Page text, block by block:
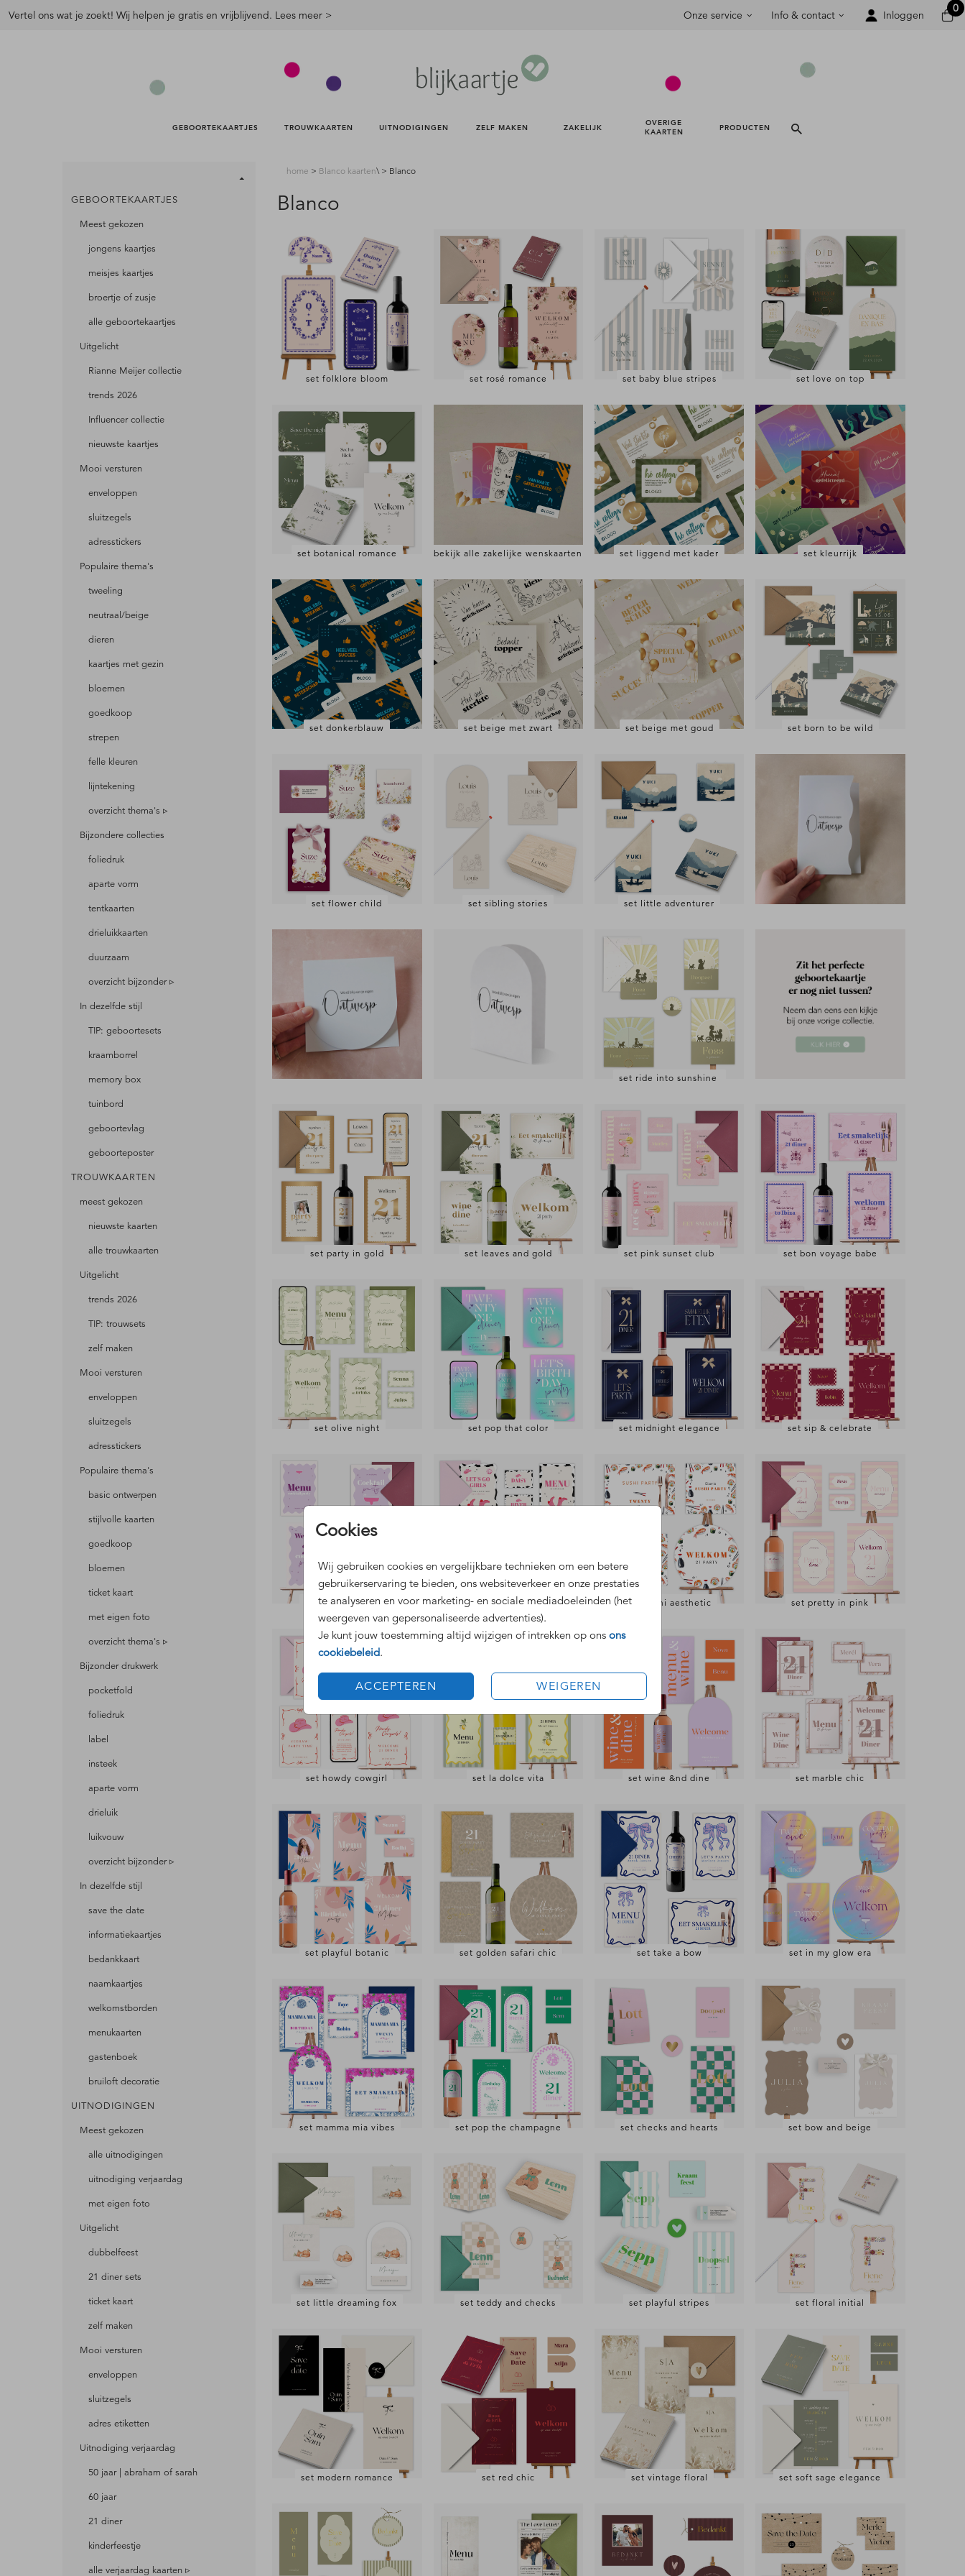
Vertel ons wat je zoekt! Wij helpen je gratis en vrijblijvend. Lees meer > Onze service Info & contact Inloggen
0
GEBOORTEKAARTJES TROUWKAARTEN UITNODIGINGEN ZELF MAKEN ZAKELIJK
OVERIGE
KAARTEN
PRODUCTEN
Cookies
Wij gebruiken cookies en vergelijkbare technieken om een betere
gebruikerservaring te bieden, ons websiteverkeer en onze prestaties
te analyseren en voor marketing- en sociale mediadoeleinden (het
weergeven van gepersonaliseerde advertenties).
Je kunt jouw toestemming altijd wijzigen of intrekken op ons ons
cookiebeleid.
ACCEPTEREN WEIGEREN
GEBOORTEKAARTJES
Meest gekozen
jongens kaartjes
meisjes kaartjes
broertje of zusje
alle geboortekaartjes
Uitgelicht
Rianne Meijer collectie
trends 2026
Influencer collectie
nieuwste kaartjes
Mooi versturen
enveloppen
sluitzegels
adresstickers
Populaire thema's
tweeling
neutraal/beige
dieren
kaartjes met gezin
bloemen
goedkoop
strepen
felle kleuren
lijntekening
overzicht thema's ▹
Bijzondere collecties
foliedruk
aparte vorm
tentkaarten
drieluikkaarten
duurzaam
overzicht bijzonder ▹
In dezelfde stijl
TIP: geboortesets
kraamborrel
memory box
tuinbord
geboortevlag
geboorteposter
TROUWKAARTEN
meest gekozen
nieuwste kaarten
alle trouwkaarten
Uitgelicht
trends 2026
TIP: trouwsets
zelf maken
Mooi versturen
enveloppen
sluitzegels
adresstickers
Populaire thema's
basic ontwerpen
stijlvolle kaarten
goedkoop
bloemen
ticket kaart
met eigen foto
overzicht thema's ▹
Bijzonder drukwerk
pocketfold
foliedruk
label
insteek
aparte vorm
drieluik
luikvouw
overzicht bijzonder ▹
In dezelfde stijl
save the date
informatiekaartjes
bedankkaart
naamkaartjes
welkomstborden
menukaarten
gastenboek
bruiloft decoratie
UITNODIGINGEN
Meest gekozen
alle uitnodigingen
uitnodiging verjaardag
met eigen foto
Uitgelicht
dubbelfeest
21 diner sets
ticket kaart
zelf maken
Mooi versturen
enveloppen
sluitzegels
adres etiketten
Uitnodiging verjaardag
50 jaar | abraham of sarah
60 jaar
21 diner
kinderfeestje
alle verjaardag kaarten ▹
home > Blanco kaarten\ > Blanco
Blanco
set folklore bloom set rosé romance set baby blue stripes set love on top
set botanical romance bekijk alle zakelijke wenskaarten set liggend met kader set kleurrijk
set donkerblauw set beige met zwart set beige met goud set born to be wild
set flower child set sibling stories set little adventurer
set ride into sunshine
set party in gold set leaves and gold set pink sunset club set bon voyage babe
set olive night set pop that color set midnight elegance set sip & celebrate
set party in a glass set let's go girls set sushi aesthetic set pretty in pink
set howdy cowgirl set la dolce vita set wine &nd dine set marble chic
set playful botanic set golden safari chic set take a bow set in my glow era
set mamma mia vibes set pop the champagne set checks and hearts set bow and beige
set little dreaming fox set teddy and checks set playful stripes set floral initial
set modern romance set red chic set vintage floral set soft sage elegance